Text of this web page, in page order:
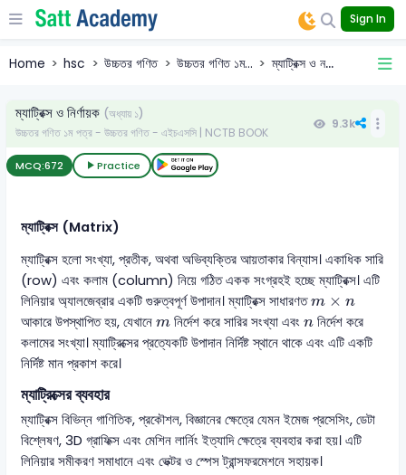
Sign In
Home hsc উচ্চতর গণিত উচ্চতর গণিত ১ম... ম্যাট্রিক্স ও ন...
ম্যাট্রিক্স ও নির্ণায়ক (অধ্যায় ১)
উচ্চতর গণিত ১ম পত্র - উচ্চতর গণিত - এইচএসসি | NCTB BOOK
9.3k
MCQ:672 Practice
ম্যাট্রিক্স (Matrix)
ম্যাট্রিক্স হলো সংখ্যা, প্রতীক, অথবা অভিব্যক্তির আয়তাকার বিন্যাস। একাধিক সারি
(row) এবং কলাম (column) নিয়ে গঠিত একক সংগ্রহই হচ্ছে ম্যাট্রিক্স। এটি
লিনিয়ার অ্যালজেব্রার একটি গুরুত্বপূর্ণ উপাদান। ম্যাট্রিক্স সাধারণতm × n
m ×n
আকারে উপস্থাপিত হয়, যেখানেm
m নির্দেশ করে সারির সংখ্যা এবংn
n নির্দেশ করে
কলামের সংখ্যা। ম্যাট্রিক্সের প্রত্যেকটি উপাদান নির্দিষ্ট স্থানে থাকে এবং এটি একটি
নির্দিষ্ট মান প্রকাশ করে।
ম্যাট্রিক্সের ব্যবহার
ম্যাট্রিক্স বিভিন্ন গাণিতিক, প্রকৌশল, বিজ্ঞানের ক্ষেত্রে যেমন ইমেজ প্রসেসিং, ডেটা
বিশ্লেষণ, 3D গ্রাফিক্স এবং মেশিন লার্নিং ইত্যাদি ক্ষেত্রে ব্যবহার করা হয়। এটি
লিনিয়ার সমীকরণ সমাধানে এবং ভেক্টর ও স্পেস ট্রান্সফরমেশনে সহায়ক।